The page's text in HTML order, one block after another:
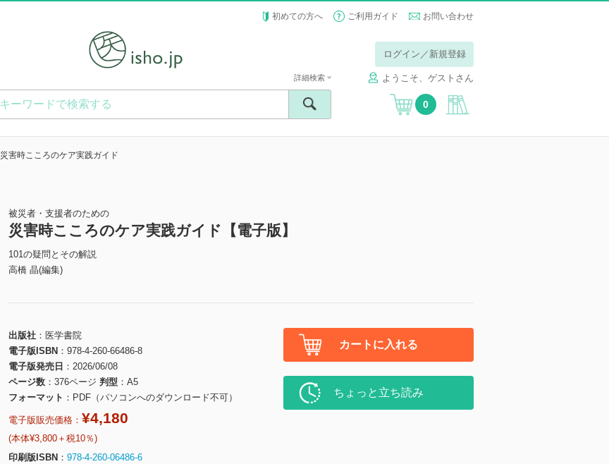
初めての方へ ご利用ガイド お問い合わせ
ログイン／新規登録
ようこそ、ゲストさん
詳細検索
0
災害時こころのケア実践ガイド
被災者・支援者のための
災害時こころのケア実践ガイド【電子版】
101の疑問とその解説
高橋 晶(編集)
出版社
医学書院
電子版ISBN
978-4-260-66486-8
電子版発売日
2026/06/08
ページ数
376ページ 判型
A5
フォーマット
PDF（パソコンへのダウンロード不可）
電子版販売価格： ¥4,180
(本体¥3,800＋税10％)
印刷版ISBN
978-4-260-06486-6
カートに入れる
ちょっと立ち読み